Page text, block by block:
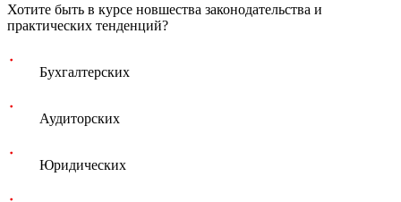
Хотите быть в курсе новшества законодательства и
практических тенденций?
Бухгалтерских
Аудиторских
Юридических